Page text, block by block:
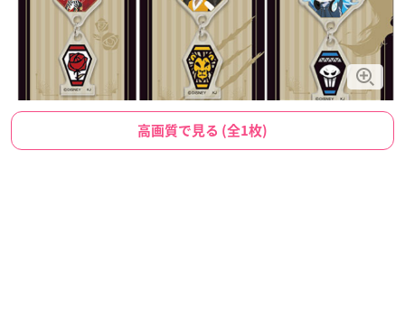
高画質で見る (全1枚)